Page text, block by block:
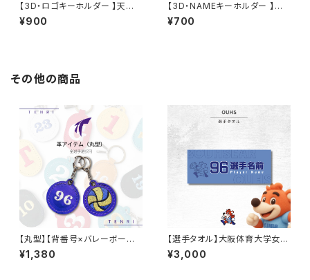
【3D・ロゴキーホルダー 】天理
大学男子バレー部
¥900
【3D・NAMEキーホルダー 】天
理大学男子バレー部
¥700
その他の商品
【丸型】【背番号×バレーボール】
【革アイテム】天理大学男子バレ
ー部
¥1,380
【選手タオル】大阪体育大学女子
バスケ部
¥3,000